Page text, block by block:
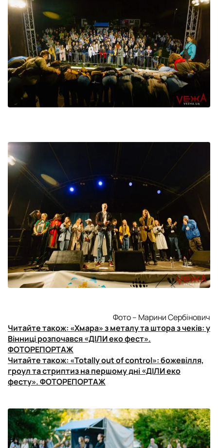
Фото – Марини Сербінович
Читайте також: «Хмара» з металу та штора з чеків: у
Вінниці розпочався «ДІЛИ еко фест».
ФОТОРЕПОРТАЖ
Читайте також: «Totally out of control»: божевілля,
гроул та стриптиз на першому дні «ДІЛИ еко
фесту». ФОТОРЕПОРТАЖ